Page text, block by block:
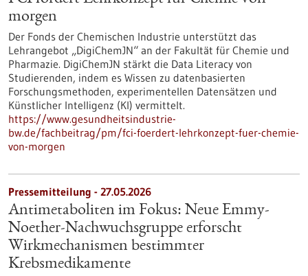
morgen
Der Fonds der Chemischen Industrie unterstützt das
Lehrangebot „DigiChemJN“ an der Fakultät für Chemie und
Pharmazie. DigiChemJN stärkt die Data Literacy von
Studierenden, indem es Wissen zu datenbasierten
Forschungsmethoden, experimentellen Datensätzen und
Künstlicher Intelligenz (KI) vermittelt.
https://www.gesundheitsindustrie-
bw.de/fachbeitrag/pm/fci-foerdert-lehrkonzept-fuer-chemie-
von-morgen
Pressemitteilung - 27.05.2026
Antimetaboliten im Fokus: Neue Emmy-
Noether-Nachwuchsgruppe erforscht
Wirkmechanismen bestimmter
Krebsmedikamente